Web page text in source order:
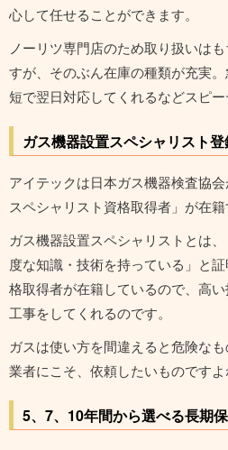
心して任せることができます。
ノーリツ専門店のため取り扱いは
すが、そのぶん在庫の種類が充実
短で翌日対応してくれるなどスピー
ガス機器設置スペシャリスト
アイテックは日本ガス機器検査協
スペシャリスト資格取得者」が在籍
ガス機器設置スペシャリストとは
度な知識・技術を持っている」と
格取得者が在籍しているので、高
工事をしてくれるのです。
ガスは使い方を間違えると危険な
業者にこそ、依頼したいものですよ
5、7、10年間から選べる長期